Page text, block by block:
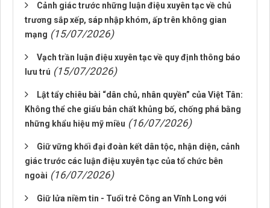
Cảnh giác trước những luận điệu xuyên tạc về chủ
trương sắp xếp, sáp nhập khóm, ấp trên không gian
mạng (15/07/2026)
Vạch trần luận điệu xuyên tạc về quy định thông báo
lưu trú (15/07/2026)
Lật tẩy chiêu bài “dân chủ, nhân quyền” của Việt Tân:
Không thể che giấu bản chất khủng bố, chống phá bằng
những khẩu hiệu mỹ miều (16/07/2026)
Giữ vững khối đại đoàn kết dân tộc, nhận diện, cảnh
giác trước các luận điệu xuyên tạc của tổ chức bên
ngoài (16/07/2026)
Giữ lửa niềm tin - Tuổi trẻ Công an Vĩnh Long với